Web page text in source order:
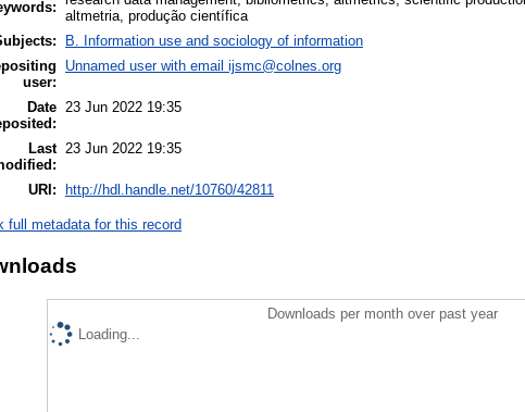
altmetria, produção científica
B. Information use and sociology of information
user:
Unnamed user with email ijsmc@colnes.org
Date 23 Jun 2022 19:35
Last 23 Jun 2022 19:35
URI: http://hdl.handle.net/10760/42811
full metadata for this record
Downloads per month over past year
Loading...